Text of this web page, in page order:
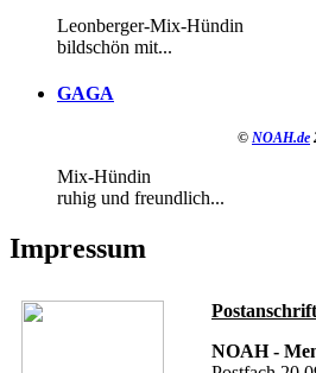
Leonberger-Mix-Hündin
bildschön mit...
GAGA
© NOAH.de
Mix-Hündin
ruhig und freundlich...
Impressum
Postanschrift
NOAH -